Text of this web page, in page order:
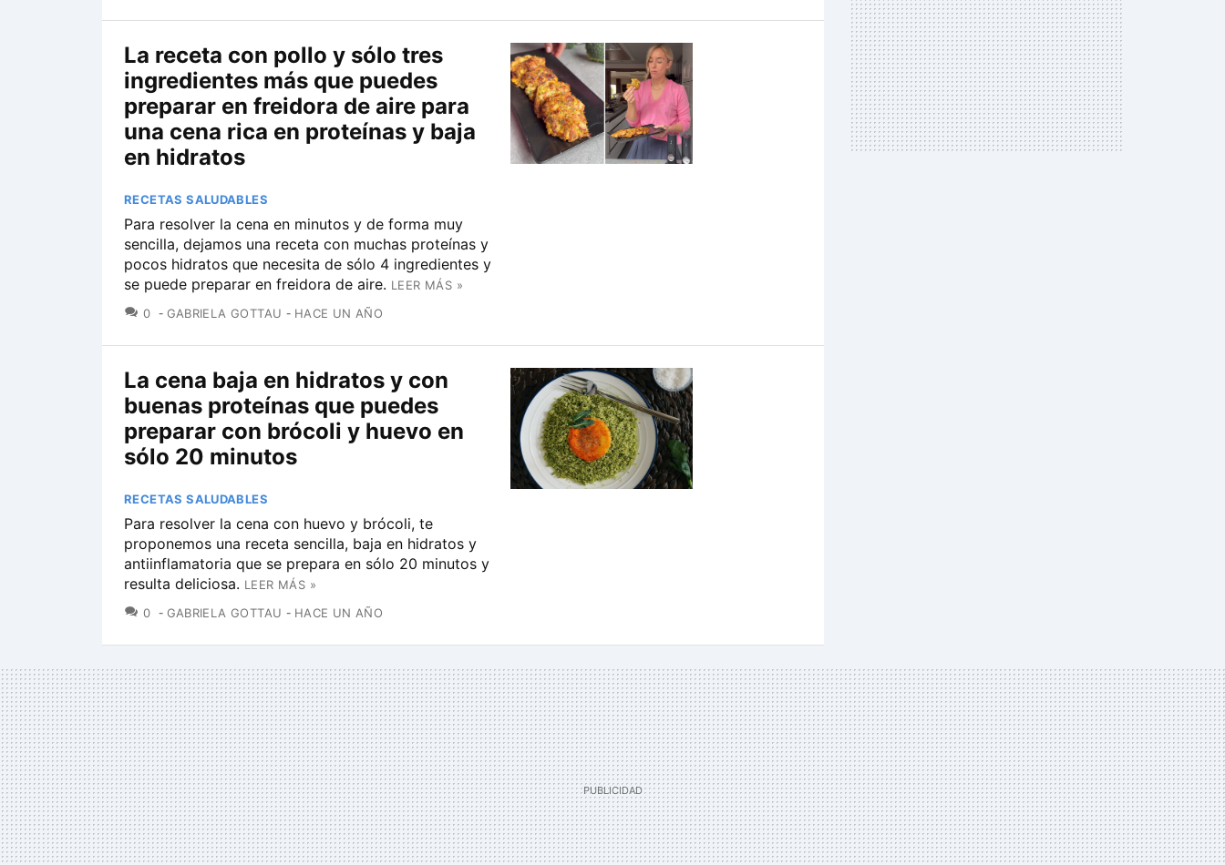
La receta con pollo y sólo tres
ingredientes más que puedes
preparar en freidora de aire para
una cena rica en proteínas y baja
en hidratos
RECETAS SALUDABLES
Para resolver la cena en minutos y de forma muy
sencilla, dejamos una receta con muchas proteínas y
pocos hidratos que necesita de sólo 4 ingredientes y
se puede preparar en freidora de aire. LEER MÁS »
0 COMENTARIOS
GABRIELA GOTTAU HACE UN AÑO
La cena baja en hidratos y con
buenas proteínas que puedes
preparar con brócoli y huevo en
sólo 20 minutos
RECETAS SALUDABLES
Para resolver la cena con huevo y brócoli, te
proponemos una receta sencilla, baja en hidratos y
antiinflamatoria que se prepara en sólo 20 minutos y
resulta deliciosa. LEER MÁS »
0 COMENTARIOS
GABRIELA GOTTAU HACE UN AÑO